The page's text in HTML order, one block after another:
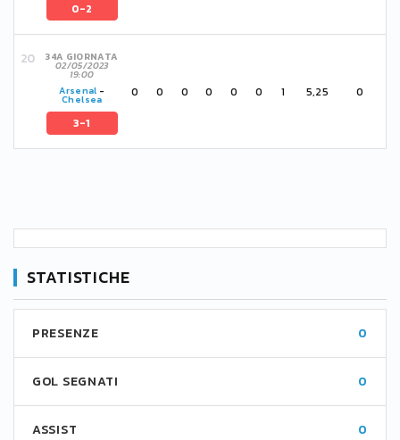
0-2
34A GIORNATA
02/05/2023
19:00
Arsenal -
Chelsea
3-1
0 0 0 0 0 0 1 5,25 0
STATISTICHE
PRESENZE 0
GOL SEGNATI 0
ASSIST 0